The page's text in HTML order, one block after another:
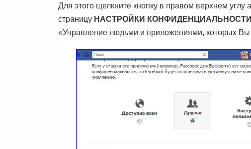
Для этого щелкните кнопку в правом верхнем углу
страницу НАСТРОЙКИ КОНФИДЕНЦИАЛЬНОСТИ
«Управление людьми и приложениями, которых Вы